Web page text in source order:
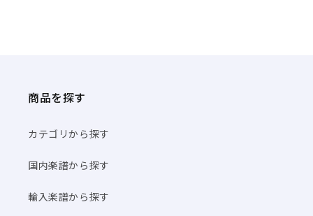
商品を探す
カテゴリから探す
国内楽譜から探す
輸入楽譜から探す